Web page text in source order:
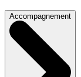
Accompagnement